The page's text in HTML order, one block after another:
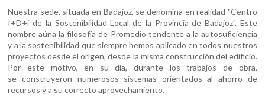
Nuestra sede, situada en Badajoz, se denomina en realidad "Centro
I+D+i de la Sostenibilidad Local de la Provincia de Badajoz". Este
nombre aúna la filosofía de Promedio tendente a la autosuficiencia
y a la sostenibilidad que siempre hemos aplicado en todos nuestros
proyectos desde el origen, desde la misma construcción del edificio.
Por este motivo, en su día, durante los trabajos de obra,
se construyeron numerosos sistemas orientados al ahorro de
recursos y a su correcto aprovechamiento.